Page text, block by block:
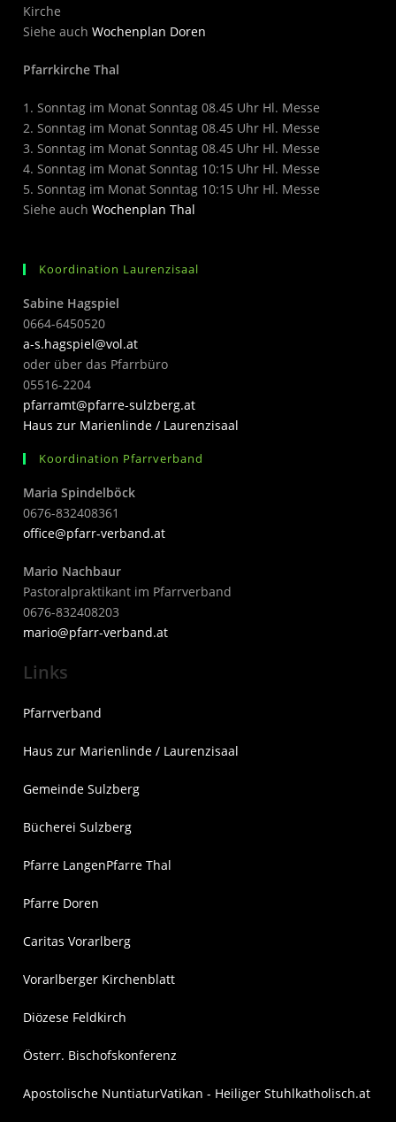
Kirche
Siehe auchWochenplan Doren
Pfarrkirche Thal
1. Sonntag im Monat Sonntag 08.45 Uhr Hl. Messe
2. Sonntag im Monat Sonntag 08.45 Uhr Hl. Messe
3. Sonntag im Monat Sonntag 08.45 Uhr Hl. Messe
4. Sonntag im Monat Sonntag 10:15 Uhr Hl. Messe
5. Sonntag im Monat Sonntag 10:15 Uhr Hl. Messe
Siehe auchWochenplan Thal
Koordination Laurenzisaal
Sabine Hagspiel
0664-6450520
a-s.hagspiel@vol.at
oder über das Pfarrbüro
05516-2204
pfarramt@pfarre-sulzberg.at
Haus zur Marienlinde / Laurenzisaal
Koordination Pfarrverband
Maria Spindelböck
0676-832408361
office@pfarr-verband.at
Mario Nachbaur
Pastoralpraktikant im Pfarrverband
0676-832408203
mario@pfarr-verband.at
Links
Pfarrverband
Haus zur Marienlinde / Laurenzisaal
Gemeinde Sulzberg
Bücherei Sulzberg
Pfarre LangenPfarre Thal
Pfarre Doren
Caritas Vorarlberg
Vorarlberger Kirchenblatt
Diözese Feldkirch
Österr. Bischofskonferenz
Apostolische NuntiaturVatikan - Heiliger Stuhlkatholisch.at